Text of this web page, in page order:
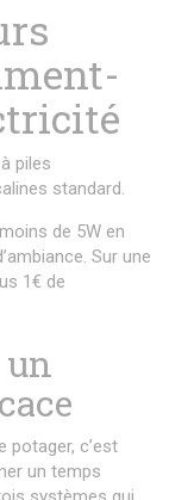
piles
standard.
de 5W en
Sur une
1€ de
un
potager, c’est
un temps